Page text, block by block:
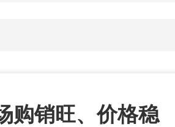
购销旺、价格稳